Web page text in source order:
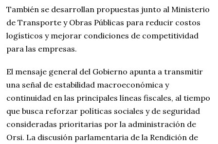
También se desarrollan propuestas junto al Ministerio
de Transporte y Obras Públicas para reducir costos
logísticos y mejorar condiciones de competitividad
para las empresas.
El mensaje general del Gobierno apunta a transmitir
una señal de estabilidad macroeconómica y
continuidad en las principales líneas fiscales, al tiempo
que busca reforzar políticas sociales y de seguridad
consideradas prioritarias por la administración de
Orsi. La discusión parlamentaria de la Rendición de